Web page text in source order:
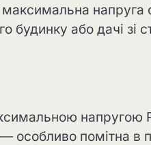
будинку або дачі
напругою
особливо помітна в